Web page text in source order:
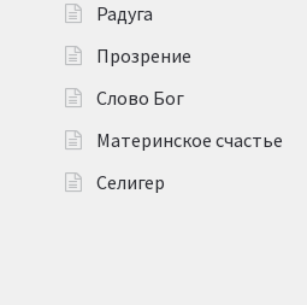
Радуга
Прозрение
Слово Бог
Материнское счастье
Селигер